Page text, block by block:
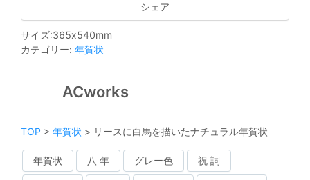
シェア
サイズ:365x540mm
カテゴリー: 年賀状
ACworks
TOP > 年賀状 > リースに白馬を描いたナチュラル年賀状
年賀状 八 年 グレー色 祝 詞